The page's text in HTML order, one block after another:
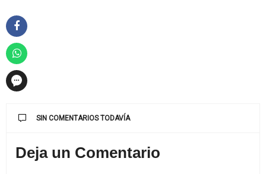
SIN COMENTARIOS TODAVÍA
Deja un Comentario